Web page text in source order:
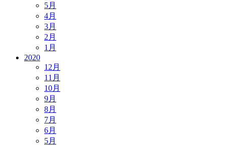
5月
4月
3月
2月
1月
2020
12月
11月
10月
9月
8月
7月
6月
5月